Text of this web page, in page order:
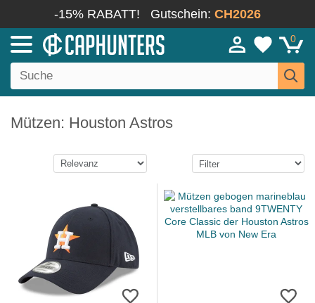
-15% RABATT! Gutschein: CH2026
0
Mützen: Houston Astros